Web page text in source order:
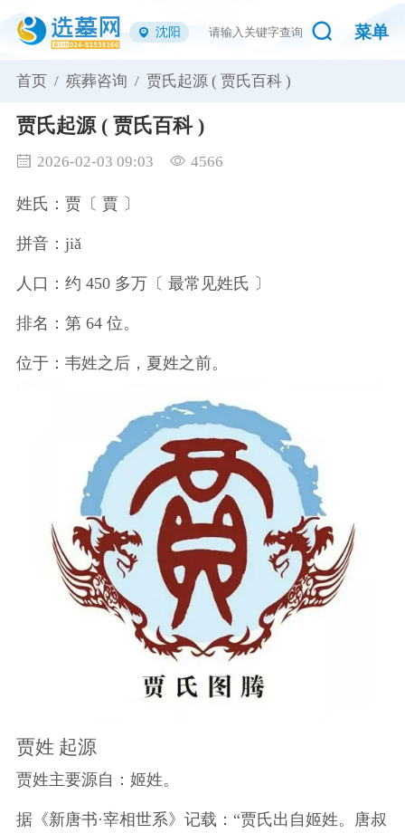
沈阳 菜单
首页 / 殡葬咨询 / 贾氏起源 ( 贾氏百科 )
贾氏起源 ( 贾氏百科 )
2026-02-03 09:03 4566
姓氏：贾〔 賈 〕
拼音：jiǎ
人口：约 450 多万〔 最常见姓氏 〕
排名：第 64 位。
位于：韦姓之后，夏姓之前。
贾姓 起源
贾姓主要源自：姬姓。
据《新唐书·宰相世系》记载：“贾氏出自姬姓。唐叔